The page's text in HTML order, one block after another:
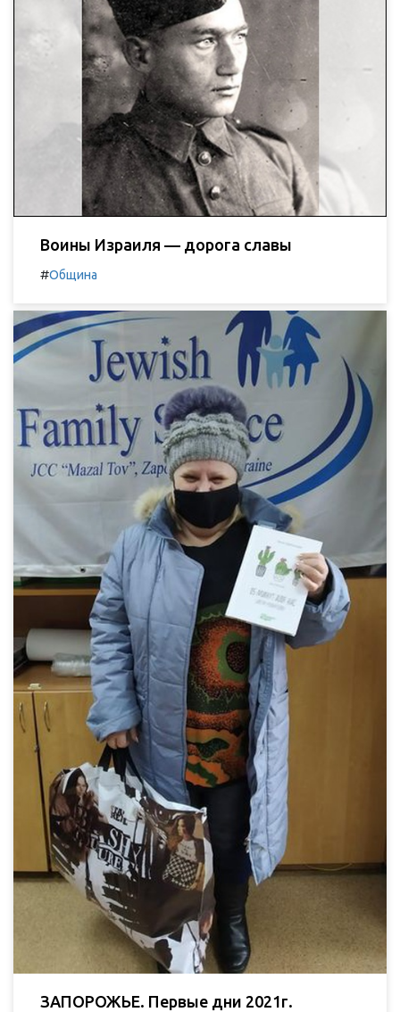
Воины Израиля — дорога славы
#Община
ЗАПОРОЖЬЕ. Первые дни 2021г.